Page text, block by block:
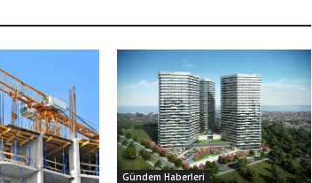
Gündem Haberleri